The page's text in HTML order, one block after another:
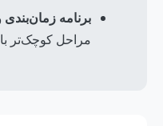
برنامه زمان‌بندی
مراحل کوچک‌تر